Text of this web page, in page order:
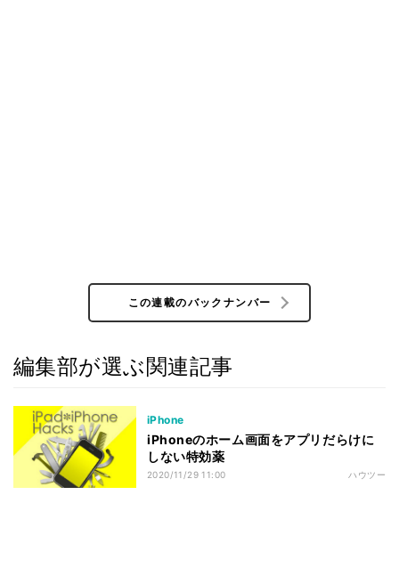
この連載のバックナンバー
編集部が選ぶ関連記事
iPhone
iPhoneのホーム画面をアプリだらけに
しない特効薬
2020/11/29 11:00 ハウツー